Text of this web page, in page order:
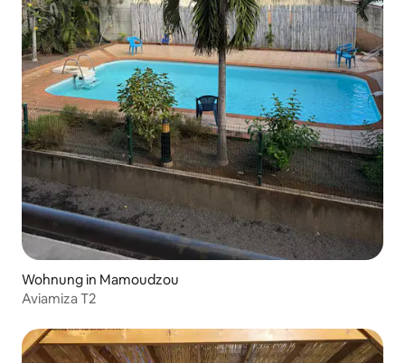
Wohnung in Mamoudzou
Aviamiza T2